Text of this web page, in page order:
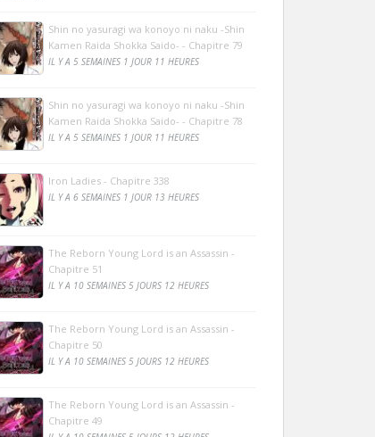
Shin no yasuragi wa konoyo ni naku -Shin
Kamen Raida Shokka Saido- - Chapitre 79
IL Y A 5 SEMAINES 1 JOUR 11 HEURES
Shin no yasuragi wa konoyo ni naku -Shin
Kamen Raida Shokka Saido- - Chapitre 78
IL Y A 5 SEMAINES 1 JOUR 11 HEURES
Iron Ladies - Chapitre 338
IL Y A 6 SEMAINES 1 JOUR 13 HEURES
The Reborn Young Lord is an Assassin -
Chapitre 51
IL Y A 10 SEMAINES 5 JOURS 12 HEURES
The Reborn Young Lord is an Assassin -
Chapitre 50
IL Y A 10 SEMAINES 5 JOURS 12 HEURES
The Reborn Young Lord is an Assassin -
Chapitre 49